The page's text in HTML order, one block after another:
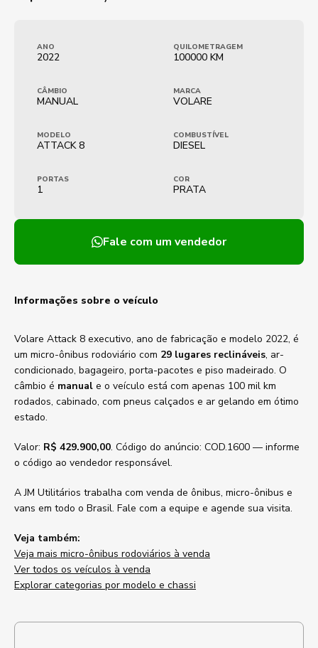
ANO
2022
QUILOMETRAGEM
100000 KM
CÂMBIO
MANUAL
MARCA
VOLARE
MODELO
ATTACK 8
COMBUSTÍVEL
DIESEL
PORTAS
1
COR
PRATA
Fale com um vendedor
Informações sobre o veículo
Volare Attack 8 executivo, ano de fabricação e modelo 2022, é
um micro-ônibus rodoviário com 29 lugares reclináveis, ar-
condicionado, bagageiro, porta-pacotes e piso madeirado. O
câmbio é manual e o veículo está com apenas 100 mil km
rodados, cabinado, com pneus calçados e ar gelando em ótimo
estado.
Valor: R$ 429.900,00. Código do anúncio: COD.1600 — informe
o código ao vendedor responsável.
A JM Utilitários trabalha com venda de ônibus, micro-ônibus e
vans em todo o Brasil. Fale com a equipe e agende sua visita.
Veja também:
Veja mais micro-ônibus rodoviários à venda
Ver todos os veículos à venda
Explorar categorias por modelo e chassi